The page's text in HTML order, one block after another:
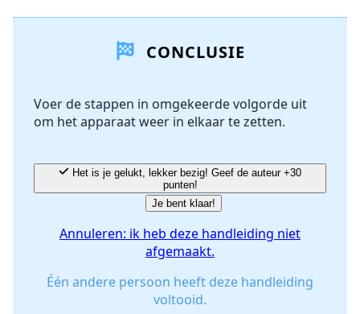
Voeg opmerking toe
Annuleren Plaats opmerking
CONCLUSIE
Voer de stappen in omgekeerde volgorde uit
om het apparaat weer in elkaar te zetten.
punten!
Je bent klaar!
Annuleren: ik heb deze handleiding niet
afgemaakt.
Één andere persoon heeft deze handleiding
voltooid.